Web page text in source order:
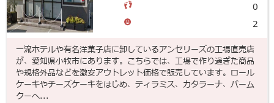
0
2
一流ホテルや有名洋菓子店に卸しているアンセリーズの工場直売店
が、愛知県小牧市にあります。こちらでは、工場で作り過ぎた商品
や規格外品などを激安アウトレット価格で販売しています。ロール
ケーキやチーズケーキをはじめ、ティラミス、カタラーナ、バーム
クーヘ...